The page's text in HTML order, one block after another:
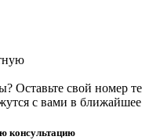
Оставьте свой номер
с вами в
консультацию